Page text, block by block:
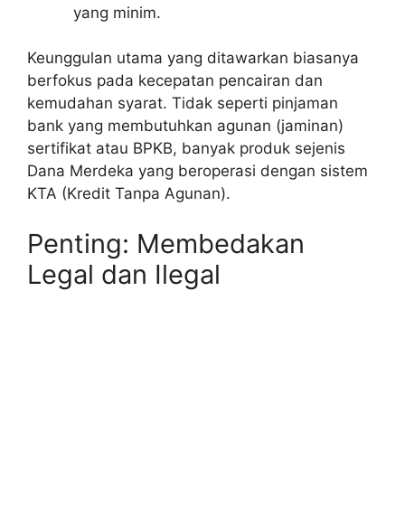
yang minim.
Keunggulan utama yang ditawarkan biasanya
berfokus pada kecepatan pencairan dan
kemudahan syarat. Tidak seperti pinjaman
bank yang membutuhkan agunan (jaminan)
sertifikat atau BPKB, banyak produk sejenis
Dana Merdeka yang beroperasi dengan sistem
KTA (Kredit Tanpa Agunan).
Penting: Membedakan
Legal dan Ilegal